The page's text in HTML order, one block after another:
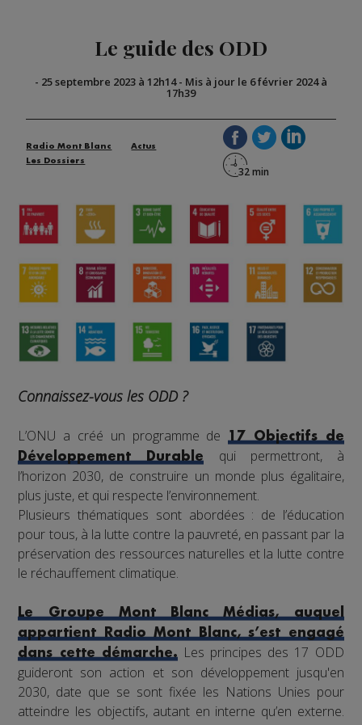
Le guide des ODD
- 25 septembre 2023 à 12h14- Mis à jour le 6 février 2024 à
17h39
Radio Mont Blanc
Actus
Les Dossiers
Connaissez-vous les ODD ?
L’ONU a créé un programme de17 Objectifs de
Développement Durable
qui permettront, à
l’horizon 2030, de construire un monde plus égalitaire,
plus juste, et qui respecte l’environnement.
Plusieurs thématiques sont abordées : de l’éducation
pour tous, à la lutte contre la pauvreté, en passant par la
préservation des ressources naturelles et la lutte contre
le réchauffement climatique.
Le Groupe Mont Blanc Médias, auquel
appartient Radio Mont Blanc, s’est engagé
dans cette démarche.Les principes des 17 ODD
guideront son action et son développement jusqu'en
2030, date que se sont fixée les Nations Unies pour
atteindre les objectifs, autant en interne qu’en externe.